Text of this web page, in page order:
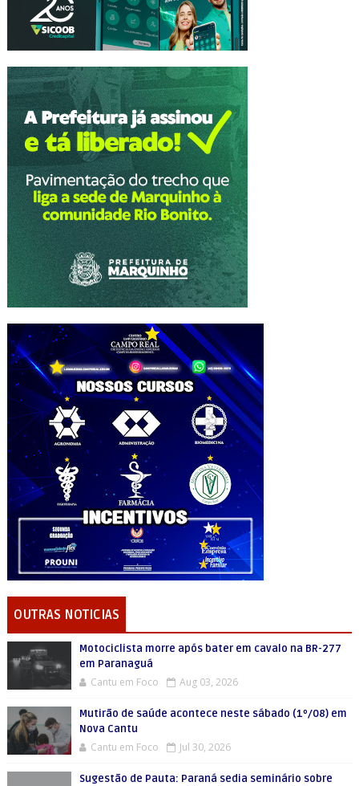
OUTRAS NOTICIAS
Motociclista morre após bater em cavalo na BR-277
em Paranaguá
Cantu em Foco Aug 03, 2026
Mutirão de saúde acontece neste sábado (1º/08) em
Nova Cantu
Cantu em Foco Jul 30, 2026
Sugestão de Pauta: Paraná sedia seminário sobre